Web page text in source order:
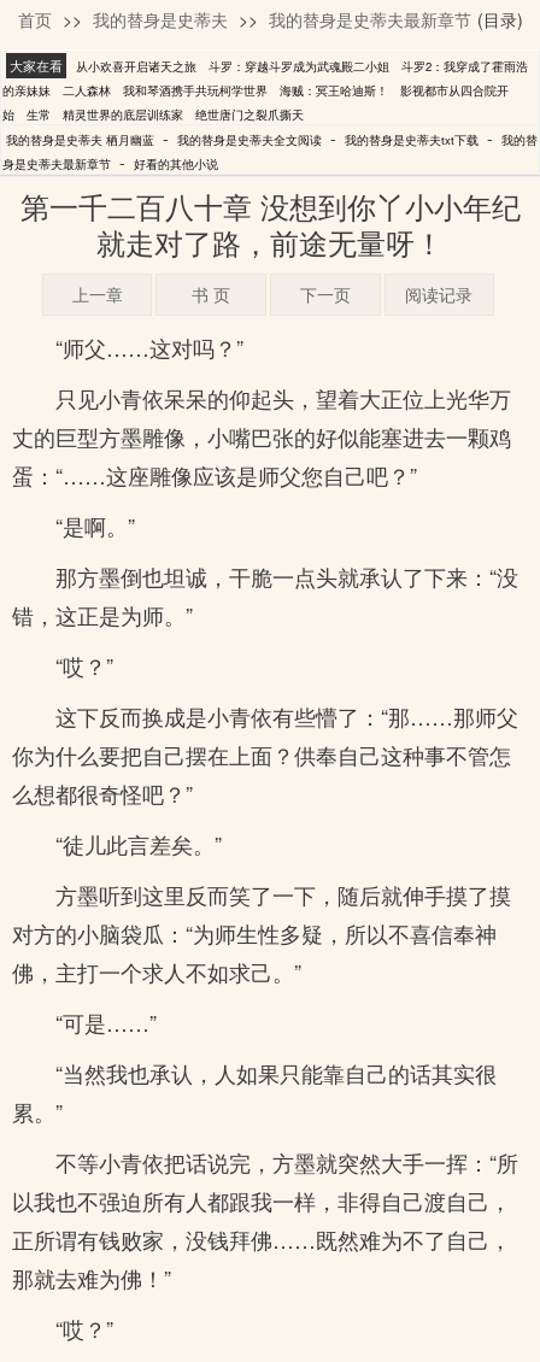
栖月幽蓝
首页 >> 我的替身是史蒂夫 >> 我的替身是史蒂夫最新章节 (目录)
大家在看 从小欢喜开启诸天之旅 斗罗：穿越斗罗成为武魂殿二小姐
斗罗2：我穿成了霍雨浩
的亲妹妹
二人森林 我和琴酒携手共玩柯学世界 海贼：冥王哈迪斯！
影视都市从四合院开
始
生常 精灵世界的底层训练家
绝世唐门之裂爪撕天
我的替身是史蒂夫 栖月幽蓝 - 我的替身是史蒂夫全文阅读 - 我的替身是史蒂夫txt下载 - 我的替
身是史蒂夫最新章节 - 好看的其他小说
第一千二百八十章 没想到你丫小小年纪
就走对了路，前途无量呀！
上一章 书 页 下一页 阅读记录
“师父……这对吗？”
只见小青依呆呆的仰起头，望着大正位上光华万
丈的巨型方墨雕像，小嘴巴张的好似能塞进去一颗鸡
蛋：“……这座雕像应该是师父您自己吧？”
“是啊。”
那方墨倒也坦诚，干脆一点头就承认了下来：“没
错，这正是为师。”
“哎？”
这下反而换成是小青依有些懵了：“那……那师父
你为什么要把自己摆在上面？供奉自己这种事不管怎
么想都很奇怪吧？”
“徒儿此言差矣。”
方墨听到这里反而笑了一下，随后就伸手摸了摸
对方的小脑袋瓜：“为师生性多疑，所以不喜信奉神
佛，主打一个求人不如求己。”
“可是……”
“当然我也承认，人如果只能靠自己的话其实很
累。”
不等小青依把话说完，方墨就突然大手一挥：“所
以我也不强迫所有人都跟我一样，非得自己渡自己，
正所谓有钱败家，没钱拜佛……既然难为不了自己，
那就去难为佛！”
“哎？”